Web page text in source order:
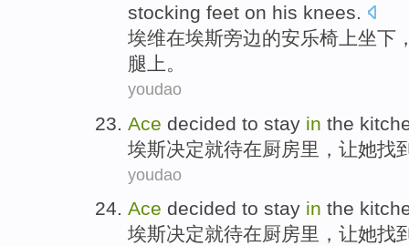
stocking feet on his knees.
埃维在埃斯旁边的安乐椅上坐下
腿 上。
youdao
Ace decided to stay in the
埃斯决定就待在厨房里， 让她找
youdao
Ace decided to stay in the
埃斯决定就待在厨房里， 让她找